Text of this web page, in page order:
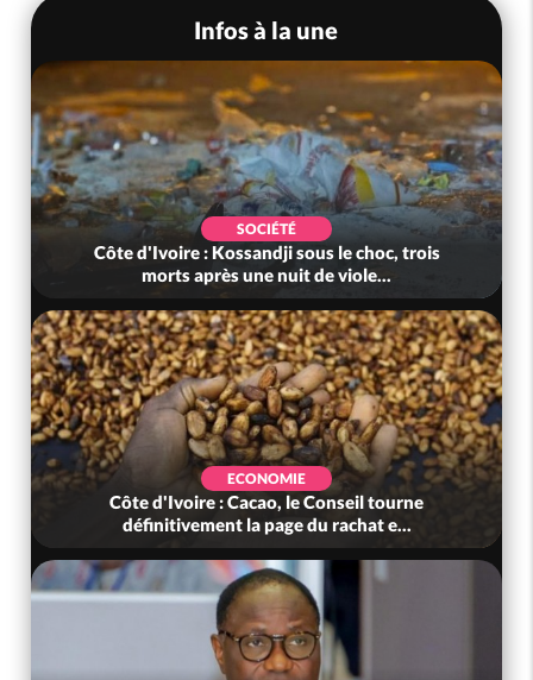
Infos à la une
SOCIÉTÉ
Côte d'Ivoire : Kossandji sous le choc, trois
morts après une nuit de viole...
ECONOMIE
Côte d'Ivoire : Cacao, le Conseil tourne
définitivement la page du rachat e...